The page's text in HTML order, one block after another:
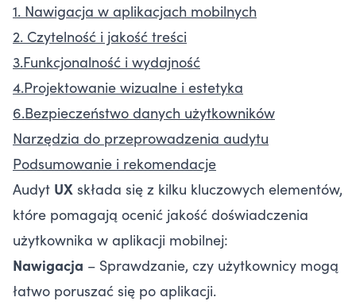
1. Nawigacja w aplikacjach mobilnych
2. Czytelność i jakość treści
3.Funkcjonalność i wydajność
4.Projektowanie wizualne i estetyka
6.Bezpieczeństwo danych użytkowników
Narzędzia do przeprowadzenia audytu
Podsumowanie i rekomendacje
Audyt UX składa się z kilku kluczowych elementów,
które pomagają ocenić jakość doświadczenia
użytkownika w aplikacji mobilnej:
Nawigacja – Sprawdzanie, czy użytkownicy mogą
łatwo poruszać się po aplikacji.